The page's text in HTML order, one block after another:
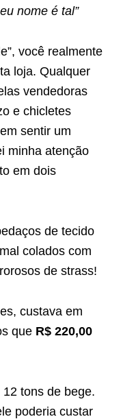
nome é tal”
você realmente
loja. Qualquer
vendedoras
e chicletes
sentir um
minha atenção
em dois
de tecido
colados com
de strass!
custava em
que R$ 220,00
tons de bege.
poderia custar